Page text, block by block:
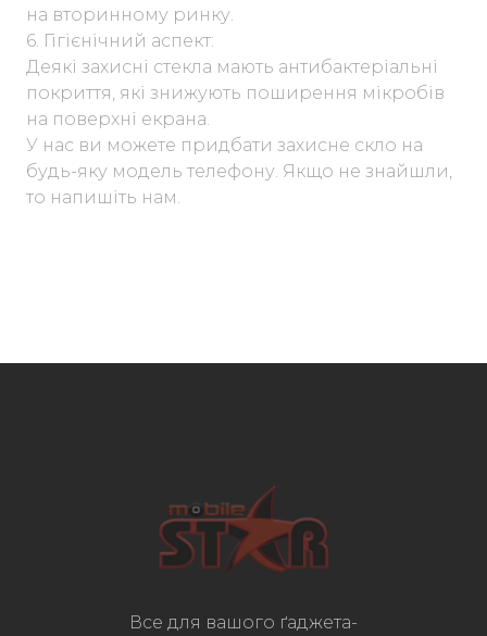
на вторинному ринку.
6. Гігієнічний аспект:
Деякі захисні стекла мають антибактеріальні
покриття, які знижують поширення мікробів
на поверхні екрана.
У нас ви можете придбати захисне скло на
будь-яку модель телефону. Якщо не знайшли,
то напишіть нам.
Все для вашого ґаджета-